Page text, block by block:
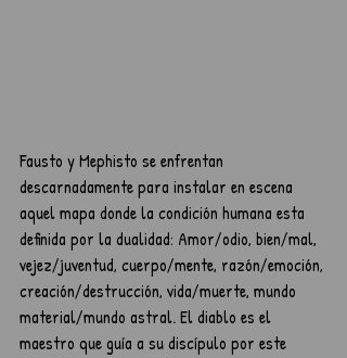
Fausto y Mephisto se enfrentan
descarnadamente para instalar en escena
aquel mapa donde la condición humana esta
definida por la dualidad: Amor/odio, bien/mal,
vejez/juventud, cuerpo/mente, razón/emoción,
creación/destrucción, vida/muerte, mundo
material/mundo astral. El diablo es el
maestro que guía a su discípulo por este